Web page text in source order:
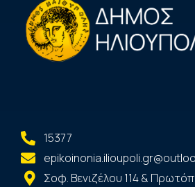
15377
Σοφ. Βενιζέλου 114 &